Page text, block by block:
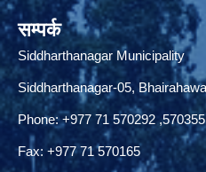
सम्पर्क
Siddharthanagar Municipality
Siddharthanagar-05,
Phone:+977 71 570292
Fax: +977 71 570165